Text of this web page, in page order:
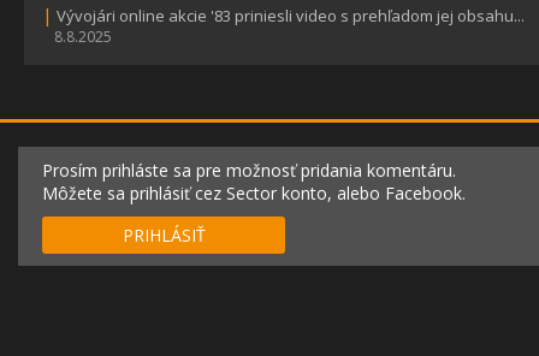
| Vývojári online akcie '83 priniesli video s prehľadom jej obsahu...
8.8.2025
Prosím prihláste sa pre možnosť pridania komentáru.
Môžete sa prihlásiť cez Sector konto, alebo Facebook.
PRIHLÁSIŤ